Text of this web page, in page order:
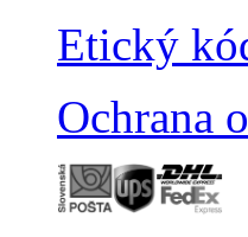
Etický
Ochrana